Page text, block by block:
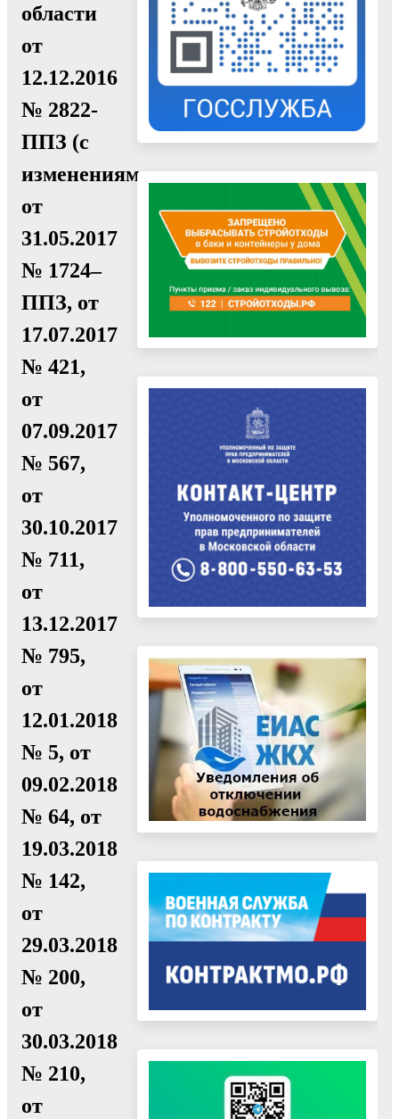
области
от
12.12.2016
№ 2822-
ППЗ (с
изменениями
от
31.05.2017
№ 1724–
ППЗ, от
17.07.2017
№ 421,
от
07.09.2017
№ 567,
от
30.10.2017
№ 711,
от
13.12.2017
№ 795,
от
12.01.2018
№ 5, от
09.02.2018
№ 64, от
19.03.2018
№ 142,
от
29.03.2018
№ 200,
от
30.03.2018
№ 210,
от